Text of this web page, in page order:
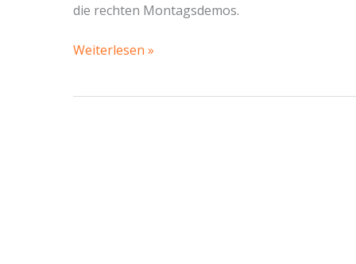
die rechten Montagsdemos.
Musikalische
Weiterlesen »